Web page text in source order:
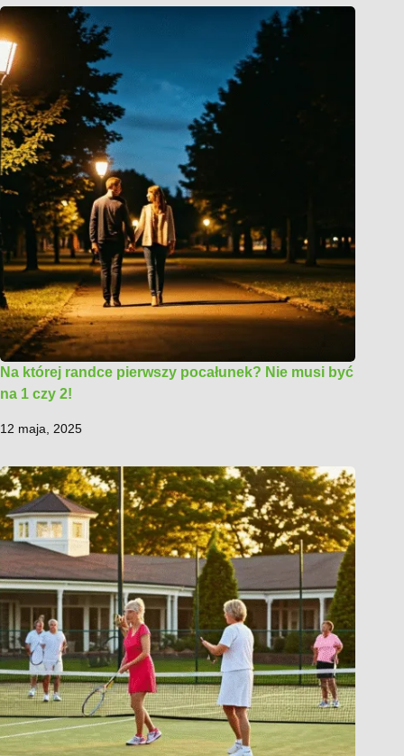
Na której randce pierwszy pocałunek? Nie musi być
na 1 czy 2!
12 maja, 2025